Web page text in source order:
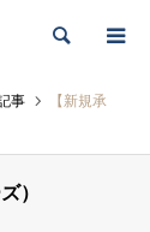
検索
事
【新規承
）